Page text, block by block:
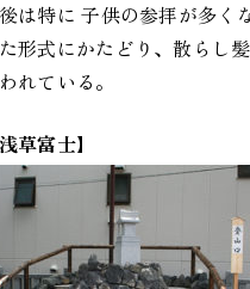
は特に 子供の参拝が多く
形式にかたどり、散らし
れている。
草富士】